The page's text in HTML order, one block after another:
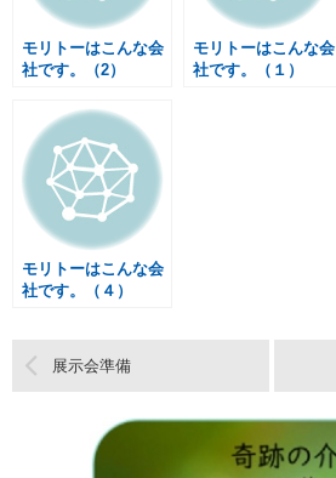
モリトーはこんな会
社です。（2）
モリトーはこんな会
社です。（１）
モリトーはこんな会
社です。（４）
展示会準備